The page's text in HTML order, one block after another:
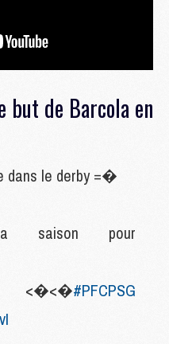
but de Barcola en
dans le derby =�
pour
<�<�#PFCPSG